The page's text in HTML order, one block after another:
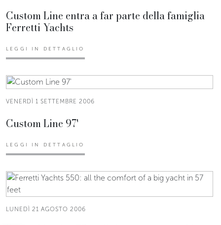
Custom Line entra a far parte della famiglia
Ferretti Yachts
LEGGI IN DETTAGLIO
VENERDÌ 1 SETTEMBRE 2006
Custom Line 97'
LEGGI IN DETTAGLIO
LUNEDÌ 21 AGOSTO 2006